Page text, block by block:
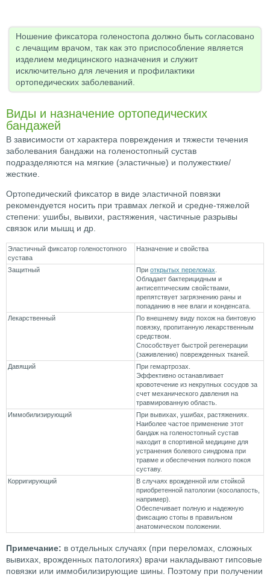
Ношение фиксатора голеностопа должно быть согласовано
с лечащим врачом, так как это приспособление является
изделием медицинского назначения и служит
исключительно для лечения и профилактики
ортопедических заболеваний.
Виды и назначение ортопедических
бандажей
В зависимости от характера повреждения и тяжести течения
заболевания бандажи на голеностопный сустав
подразделяются на мягкие (эластичные) и полужесткие/
жесткие.
Ортопедический фиксатор в виде эластичной повязки
рекомендуется носить при травмах легкой и средне-тяжелой
степени: ушибы, вывихи, растяжения, частичные разрывы
связок или мышц и др.
Эластичный фиксатор голеностопного
сустава
Назначение и свойства
Защитный При открытых переломах
Обладает бактерицидным и
антисептическим свойствами,
препятствует загрязнению раны и
попаданию в нее влаги и конденсата.
Лекарственный
По внешнему виду похож на бинтовую
повязку, пропитанную лекарственным
средством.
Способствует быстрой регенерации
(заживлению) поврежденных тканей.
Давящий
При гемартрозах.
Эффективно останавливает
кровотечение из некрупных сосудов за
счет механического давления на
травмированную область.
Иммобилизирующий
При вывихах, ушибах, растяжениях.
Наиболее частое применение этот
бандаж на голеностопный сустав
находит в спортивной медицине для
устранения болевого синдрома при
травме и обеспечения полного покоя
суставу.
Корригирующий
В случаях врожденной или стойкой
приобретенной патологии (косолапость,
например).
Обеспечивает полную и надежную
фиксацию стопы в правильном
анатомическом положении.
Примечание: в отдельных случаях (при переломах, сложных
вывихах, врожденных патологиях) врачи накладывают гипсовые
повязки или иммобилизирующие шины. Поэтому при получении